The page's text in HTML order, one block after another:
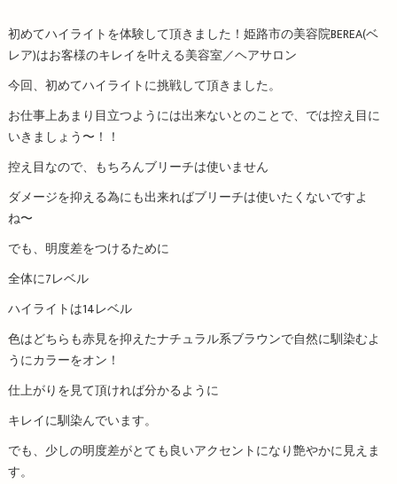
初めてハイライトを体験して頂きました！姫路市の美容院BEREA(ベ
レア)はお客様のキレイを叶える美容室／ヘアサロン
今回、初めてハイライトに挑戦して頂きました。
お仕事上あまり目立つようには出来ないとのことで、では控え目に
いきましょう〜！！
控え目なので、もちろんブリーチは使いません
ダメージを抑える為にも出来ればブリーチは使いたくないですよ
ね〜
でも、明度差をつけるために
全体に7レベル
ハイライトは14レベル
色はどちらも赤見を抑えたナチュラル系ブラウンで自然に馴染むよ
うにカラーをオン！
仕上がりを見て頂ければ分かるように
キレイに馴染んでいます。
でも、少しの明度差がとても良いアクセントになり艶やかに見えま
す。